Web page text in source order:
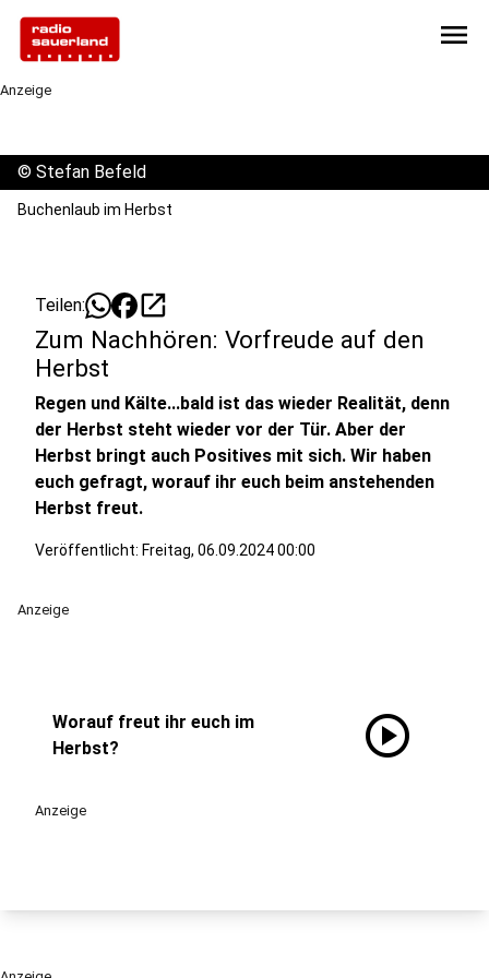
menu
Anzeige
© Stefan Befeld
Buchenlaub im Herbst
Teilen: open_in_new
Zum Nachhören: Vorfreude auf den
Herbst
Regen und Kälte...bald ist das wieder Realität, denn
der Herbst steht wieder vor der Tür. Aber der
Herbst bringt auch Positives mit sich. Wir haben
euch gefragt, worauf ihr euch beim anstehenden
Herbst freut.
Veröffentlicht: Freitag, 06.09.2024 00:00
Anzeige
Worauf freut ihr euch im
Herbst?
play_circle
Anzeige